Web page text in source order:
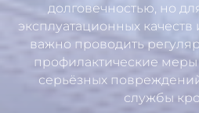
долговечностью, но
эксплуатационных качеств
важно проводить
профилактические меры
серьёзных
службы